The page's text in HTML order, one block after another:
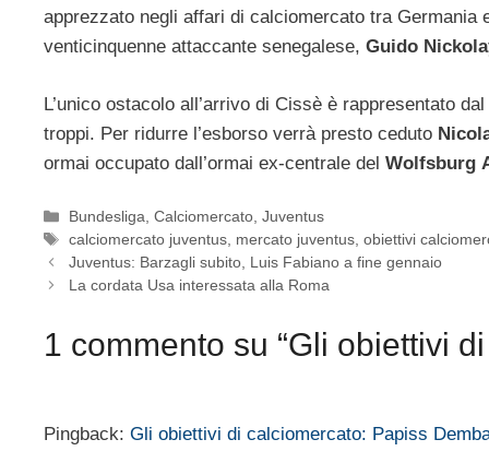
apprezzato negli affari di calciomercato tra Germania
venticinquenne attaccante senegalese, Guido
L’unico ostacolo all’arrivo di Cissè è rappresentato
troppi. Per ridurre l’esborso verrà presto ceduto
ormai occupato dall’ormai ex-centrale del Wolfsburg
Categorie
Bundesliga,Calciomercato,Juventus
Tag
calciomercato juventus, mercato juventus,obiettivi
Juventus: Barzagli subito, Luis Fabiano a fine gennaio
La cordata Usa interessata alla Roma
1 commento su “Gli obiettivi
Pingback: Gli obiettivi di calciomercato: Papiss